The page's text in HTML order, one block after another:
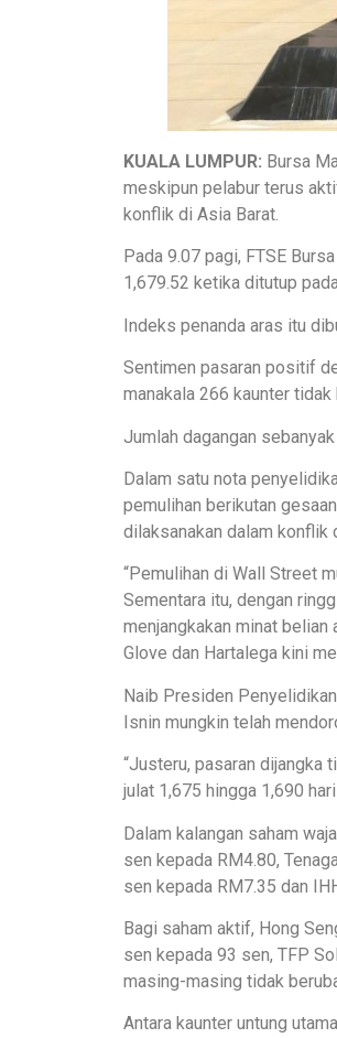
KUALA LUMPUR: Bursa
meskipun pelabur terus
konflik di Asia Barat.
Pada 9.07 pagi, FTSE
1,679.52 ketika ditutup
Indeks penanda aras itu
Sentimen pasaran positif
manakala 266 kaunter
Jumlah dagangan
Dalam satu nota
pemulihan berikutan
dilaksanakan dalam konflik
“Pemulihan di Wall Street
Sementara itu, dengan
menjangkakan minat
Glove dan Hartalega kini
Naib Presiden
Isnin mungkin telah
“Justeru, pasaran dijangka
julat 1,675 hingga 1,690 hari
Dalam kalangan saham
sen kepada RM4.80,
sen kepada RM7.35 dan
Bagi saham aktif, Hong
sen kepada 93 sen, TFP
masing-masing tidak
Antara kaunter untung